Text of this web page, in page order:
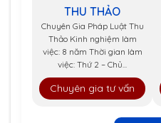
THU THẢO
Chuyên Gia Pháp Luật Thu
Thảo Kinh nghiệm làm
việc: 8 năm Thời gian làm
việc: Thứ 2 – Chủ...
Chuyên gia tư vấn